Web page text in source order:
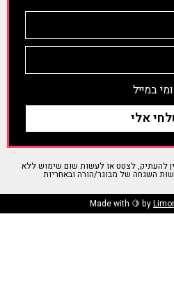
אלי
לצטט או לעשות שום שימוש ללא
של מבוגר/הורה ובאחריות
Made with 🍋